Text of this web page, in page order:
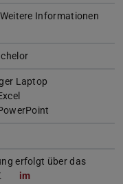
Informationen
Laptop
erfolgt über das
im